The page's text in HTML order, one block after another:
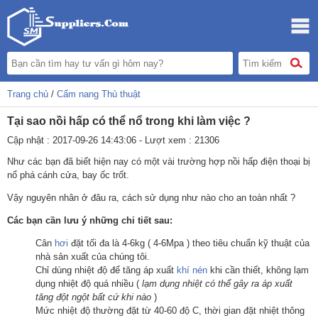
Trang chủ / Cẩm nang Thủ thuật
Tại sao nồi hấp có thể nổ trong khi làm việc ?
Cập nhật : 2017-09-26 14:43:06 - Lượt xem : 21306
Như các bạn đã biết hiện nay có một vài trường hợp nồi hấp điện thoại bị
nổ phá cánh cửa, bay ốc trốt.
Vậy nguyên nhân ở đâu ra, cách sử dụng như nào cho an toàn nhất ?
Các bạn cần lưu ý những chi tiết sau:
Cân hơi đặt tối đa là 4-6kg ( 4-6Mpa ) theo tiêu chuẩn kỹ thuật của
nhà sản xuất của chúng tôi.
Chỉ dùng nhiệt độ để tăng áp xuất khí nén khi cần thiết, không lạm
dụng nhiệt độ quá nhiều ( lạm dụng nhiệt có thể gây ra áp xuất
tăng đột ngột bất cứ khi nào )
Mức nhiệt độ thường đặt từ 40-60 độ C, thời gian đặt nhiệt thông